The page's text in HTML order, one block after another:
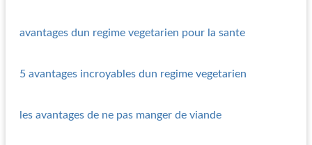
avantages dun regime vegetarien pour la sante
5 avantages incroyables dun regime vegetarien
les avantages de ne pas manger de viande